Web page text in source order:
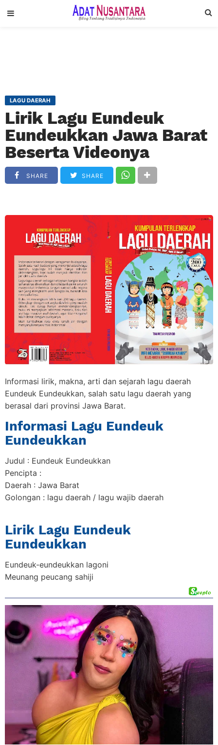
LAGU DAERAH
Lirik Lagu Eundeuk
Eundeukkan Jawa Barat
Beserta Videonya
SHARE SHARE
Informasi lirik, makna, arti dan sejarah lagu daerah
Eundeuk Eundeukkan, salah satu lagu daerah yang
berasal dari provinsi Jawa Barat.
Informasi Lagu Eundeuk
Eundeukkan
Judul : Eundeuk Eundeukkan
Pencipta :
Daerah : Jawa Barat
Golongan : lagu daerah / lagu wajib daerah
Lirik Lagu Eundeuk
Eundeukkan
Eundeuk-eundeukkan lagoni
Meunang peucang sahiji